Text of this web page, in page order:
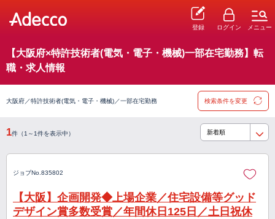
登録 ログイン メニュー
【大阪府×特許技術者(電気・電子・機械)一部在宅勤務】転
職・求人情報
大阪府／特許技術者(電気・電子・機械)／一部在宅勤務 検索条件を変更
1件（1～1件を表示中）
ジョブNo.835802
【大阪】企画開発◆上場企業／住宅設備等グッド
デザイン賞多数受賞／年間休日125日／土日祝休